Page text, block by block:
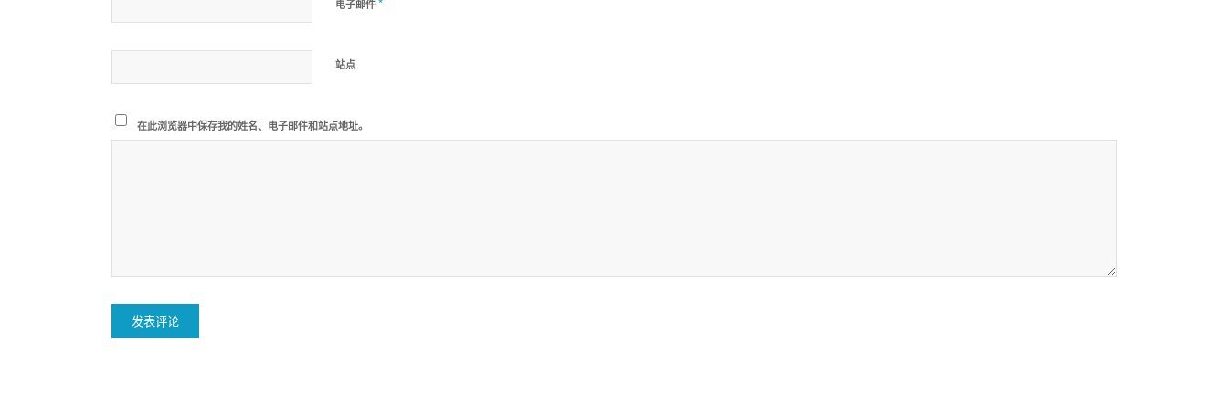
电子邮件 *
站点
在此浏览器中保存我的姓名、电子邮件和站点地址。